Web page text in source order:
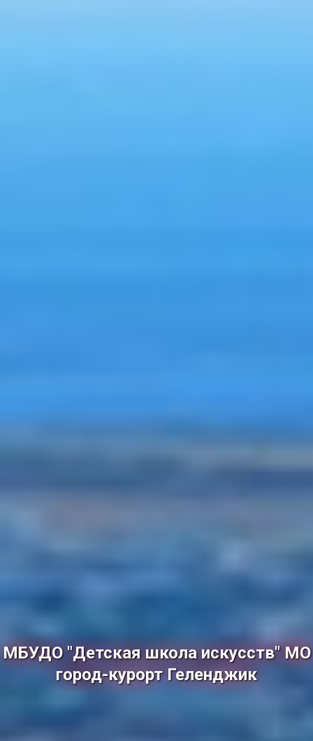
МБУДО "Детская школа искусств" МО
город-курорт Геленджик